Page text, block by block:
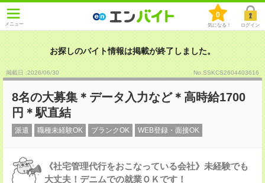
メニュー
0
気になる！ ログイン
お探しのバイト情報は掲載が終了しました。
掲載日 :2026/06/30 No.SSKCS2604403616
8名の大募集＊データ入力など＊高時給1700
円＊駅直結
派遣 職種未経験OK ブランクOK WEB登録・面接OK
《社宅管理代行をおこなっている会社》未経験でも
大丈夫！デニムでの就業ＯＫです！